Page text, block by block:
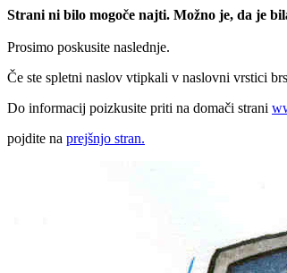
Strani ni bilo mogoče najti. Možno je, da je
Prosimo poskusite naslednje.
Če ste spletni naslov vtipkali v naslovni vrstici
Do informacij poizkusite priti na domači strani
pojdite na prejšnjo stran.